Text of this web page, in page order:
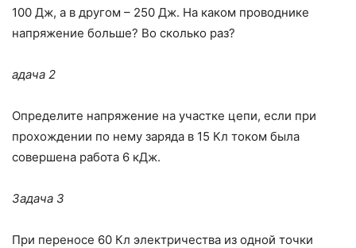
100 Дж, а в другом – 250 Дж. На каком провод­нике
напряжение больше? Во сколько раз?
адача 2
Определите напряжение на участке цепи, если при
прохождении по не­му заряда в 15 Кл током была
совершена работа 6 кДж.
Задача 3
При переносе 60 Кл электричества из одной точки